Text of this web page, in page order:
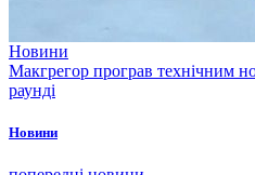
Новини
Макгрегор програв технічним
раунді
Новини